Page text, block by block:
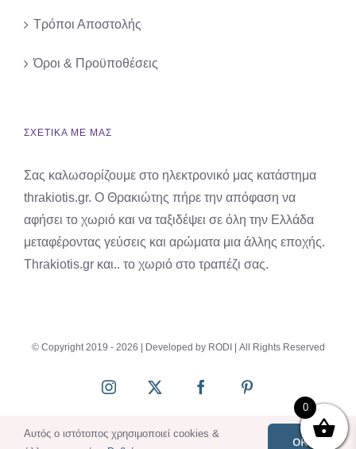
Τρόποι Αποστολής
Όροι & Προϋποθέσεις
ΣΧΕΤΙΚΑ ΜΕ ΜΑΣ
Σας καλωσορίζουμε στο ηλεκτρονικό μας κατάστημα
thrakiotis.gr. Ο Θρακιώτης πήρε την απόφαση να
αφήσει το χωριό και να ταξιδέψει σε όλη την Ελλάδα
μεταφέροντας γεύσεις και αρώματα μια άλλης εποχής.
Thrakiotis.gr και.. το χωριό στο τραπέζι σας.
© Copyright 2019 - 2026 | Developed by RODI| All Rights Reserved
Instagram
X FacebookPinterest
0
Αυτός ο ιστότοπος χρησιμοποιεί cookies &
OK